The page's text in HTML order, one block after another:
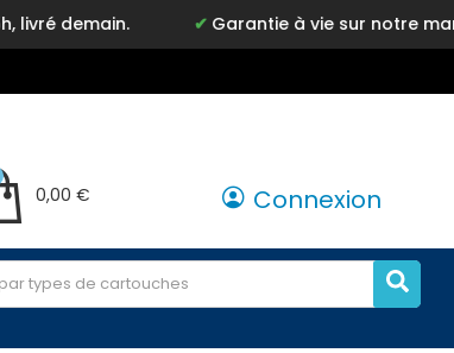
Garantie à vie sur notre marque Inkyz
0,00 € Connexion